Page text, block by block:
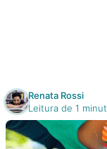
Cursos On line
E-Books
Renata Rossi
Leitura de 1